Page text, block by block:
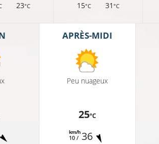
23°C 15°C 31 °C
APRÈS-MIDI
Peu nuageux
25°C
10 /
km/h 36